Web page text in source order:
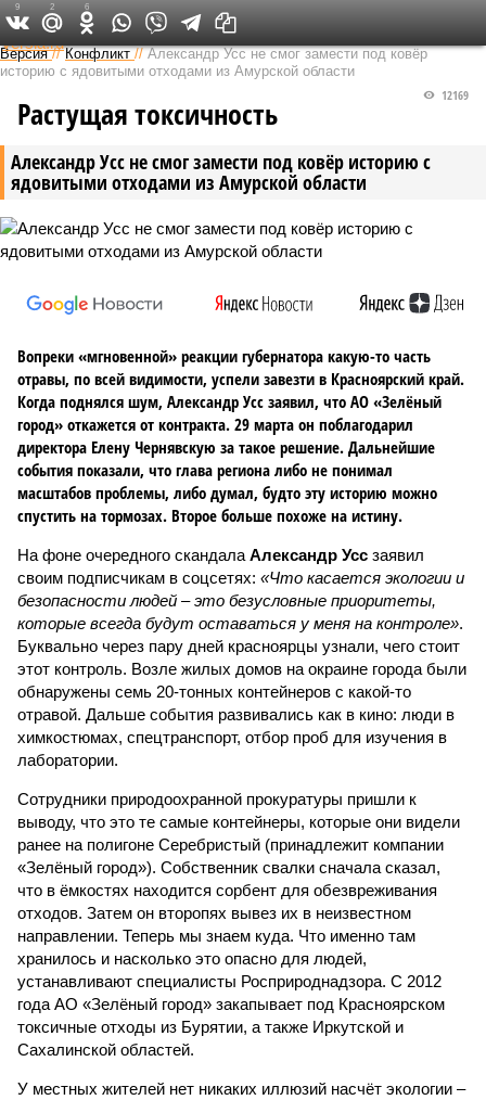
Федеральный выпуск
Версия //Конфликт //Александр Усс не смог замести под ковёр
историю с ядовитыми отходами из Амурской области
Александр Усс не смог замести под ковёр историю с
ядовитыми отходами из Амурской области
12169
Растущая токсичность
Вопреки «мгновенной» реакции губернатора какую-то часть
отравы, по всей видимости, успели завезти в Красноярский край.
Когда поднялся шум, Александр Усс заявил, что АО «Зелёный
город» откажется от контракта. 29 марта он поблагодарил
директора Елену Чернявскую за такое решение. Дальнейшие
события показали, что глава региона либо не понимал
масштабов проблемы, либо думал, будто эту историю можно
спустить на тормозах. Второе больше похоже на истину.
На фоне очередного скандала Александр Усс заявил
своим подписчикам в соцсетях: «Что касается экологии и
безопасности людей – это безусловные приоритеты,
которые всегда будут оставаться у меня на контроле».
Буквально через пару дней красноярцы узнали, чего стоит
этот контроль. Возле жилых домов на окраине города были
обнаружены семь 20-тонных контейнеров с какой-то
отравой. Дальше события развивались как в кино: люди в
химкостюмах, спецтранспорт, отбор проб для изучения в
лаборатории.
Сотрудники природоохранной прокуратуры пришли к
выводу, что это те самые контейнеры, которые они видели
ранее на полигоне Серебристый (принадлежит компании
«Зелёный город»). Собственник свалки сначала сказал,
что в ёмкостях находится сорбент для обезвреживания
отходов. Затем он второпях вывез их в неизвестном
направлении. Теперь мы знаем куда. Что именно там
хранилось и насколько это опасно для людей,
устанавливают специалисты Росприроднадзора. С 2012
года АО «Зелёный город» закапывает под Красноярском
токсичные отходы из Бурятии, а также Иркутской и
Сахалинской областей.
У местных жителей нет никаких иллюзий насчёт экологии –
9 2 6